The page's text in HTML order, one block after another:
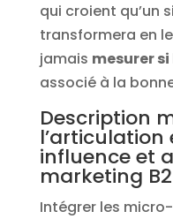
qui croient qu’un
transformera en
jamais mesurer
associé à la
Description
influence et
marketing
Intégrer les